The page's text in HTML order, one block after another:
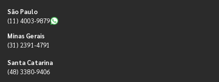
São Paulo
(11) 4003-9879
Minas Gerais
(31) 2391-4791
Santa Catarina
(48) 3380-9406